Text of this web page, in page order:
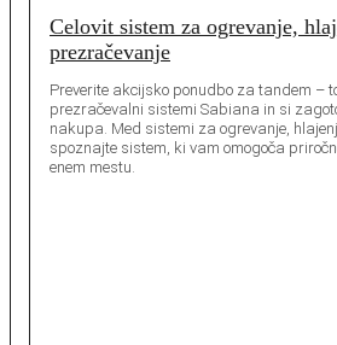
Celovit sistem za ogrevanje,
prezračevanje
Preverite akcijsko ponudbo za tandem –
prezračevalni sistemi Sabiana in si
nakupa. Med sistemi za ogrevanje,
spoznajte sistem, ki vam omogoča
enem mestu.